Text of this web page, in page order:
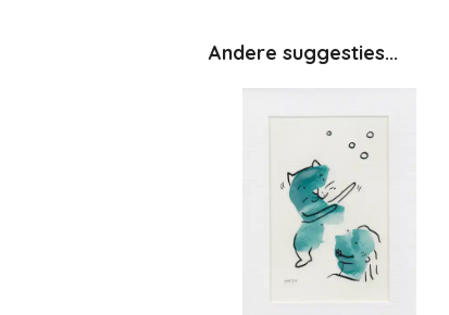
Andere suggesties...